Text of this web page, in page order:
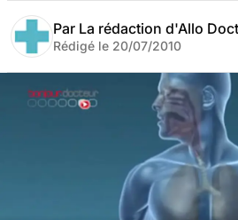
Par La rédaction d'Allo
Rédigé le 20/07/2010